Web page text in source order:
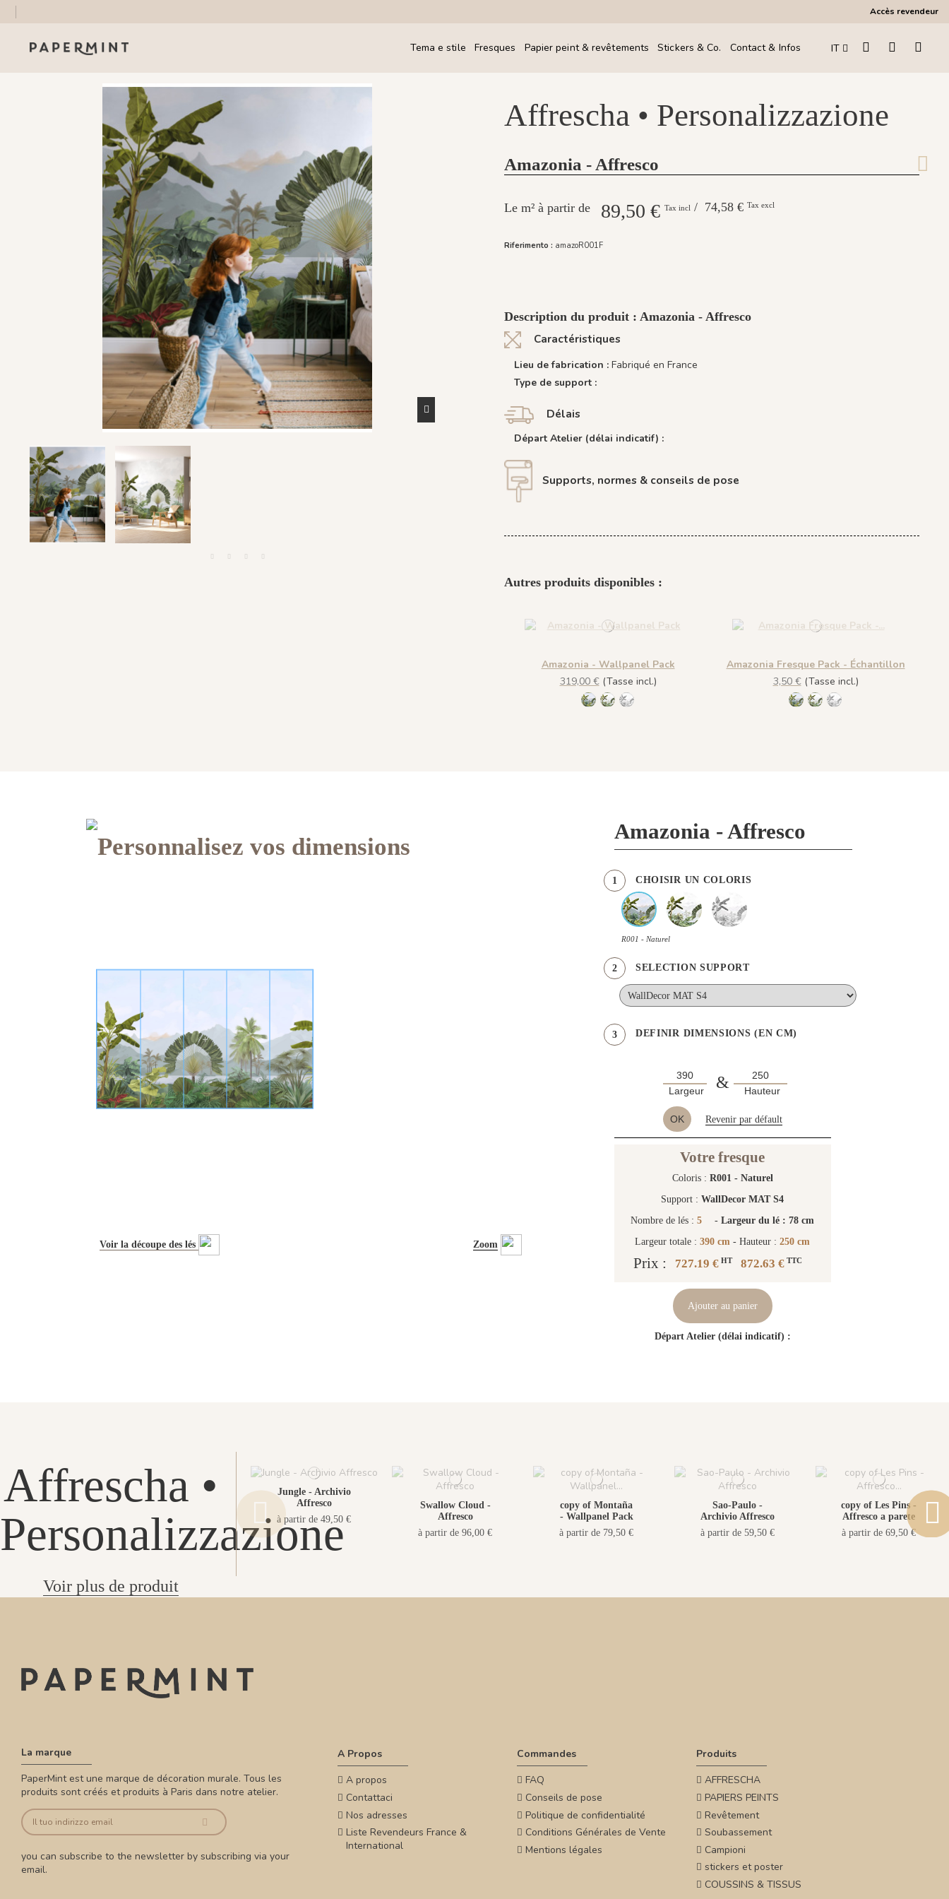
Accès revendeur
Tema e stile Fresques Papier peint & revêtements Stickers & Co. Contact & Infos IT
Affrescha • Personalizzazione
Amazonia - Affresco
89,50 € Tax incl / 74,58 € Tax excl
Riferimento : amazoR001F
Description du produit : Amazonia - Affresco
Caractéristiques
Lieu de fabrication : Fabriqué en France
Type de support :
Délais
Départ Atelier (délai indicatif) :
Supports, normes & conseils de pose
Autres produits disponibles :
Amazonia - Wallpanel Pack
319,00 €(Tasse incl.)
R001 - Naturel
R002 - Patine
R003 - Grisaille
Amazonia Fresque Pack - Échantillon
3,50 €(Tasse incl.)
R001 - Naturel
R002 - Patine
R003 - Grisaille
Personnalisez vos dimensions
Voir la découpe des lés Zoom
Amazonia - Affresco
1 CHOISIR UN COLORIS
R001 - Naturel
2 SELECTION SUPPORT
3 DEFINIR DIMENSIONS (EN CM)
Largeur & Hauteur
OK Revenir par défault
Votre fresque
Coloris : R001 - Naturel
Support :WallDecor MAT S4
Nombre de lés :5 -Largeur du lé : 78 cm
Largeur totale :390 cm - Hauteur :250 cm
Prix : 727.19 €HT 872.63 €TTC
Ajouter au panier
Départ Atelier (délai indicatif) :
Affrescha •
Personalizzazione
Voir plus de produit
Jungle - Archivio
Affresco
à partir de 49,50 €
Swallow Cloud -
Affresco
à partir de 96,00 €
copy of Montaña
- Wallpanel Pack
à partir de 79,50 €
Sao-Paulo -
Archivio Affresco
à partir de 59,50 €
copy of Les Pins -
Affresco a parete
à partir de 69,50 €
La marque
PaperMint est une marque de décoration murale. Tous les
produits sont créés et produits à Paris dans notre atelier.
you can subscribe to the newsletter by subscribing via your
email.
A Propos
A propos
Contattaci
Nos adresses
Liste Revendeurs France &
International
Commandes
FAQ
Conseils de pose
Politique de confidentialité
Conditions Générales de Vente
Mentions légales
Produits
AFFRESCHA
PAPIERS PEINTS
Revêtement
Soubassement
Campioni
stickers et poster
COUSSINS & TISSUS